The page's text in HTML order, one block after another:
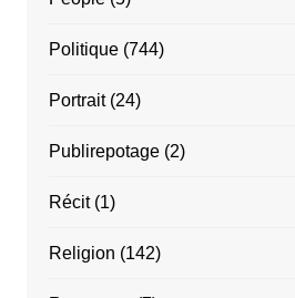
Politique(744)
Portrait(24)
Publirepotage(2)
Récit(1)
Religion (142)